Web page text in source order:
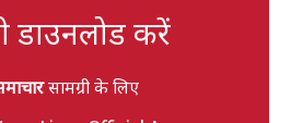
करें
सामग्री के लिए